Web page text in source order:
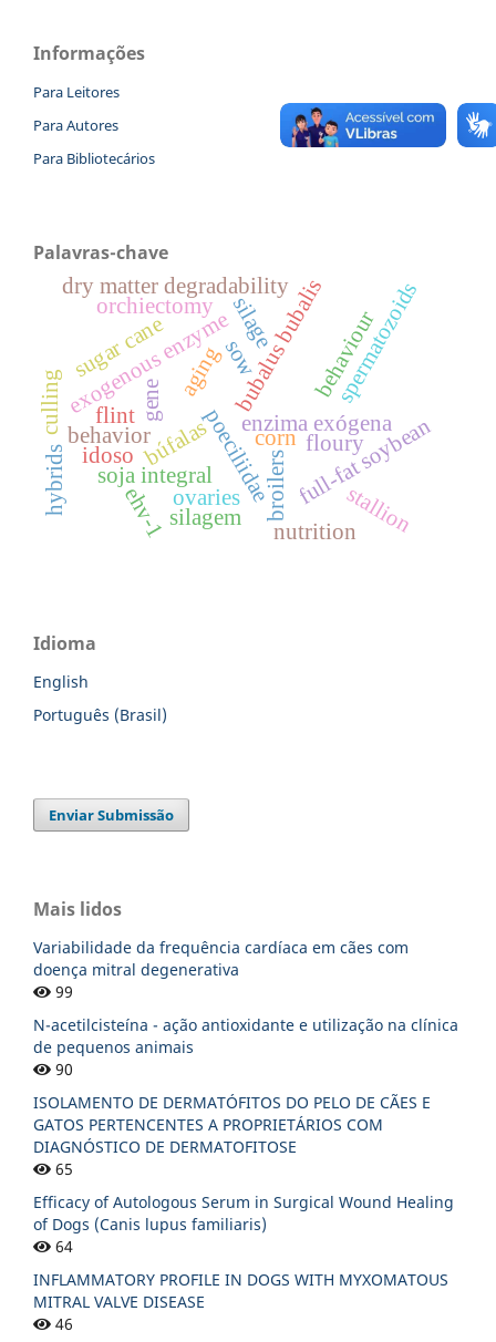
Informações
Para Leitores
Para Autores
Para Bibliotecários
Palavras-chave
poeciliidae
aging
gene
búfalas
bubalus bubalis
enzima exógena
soja integral broilers
exogenous enzyme
full-fat soybean
idoso
behavior
culling
behaviour
dry matter degradability
sugar cane
ovaries
ehv-1 silagem
spermatozoids
stallion
orchiectomy
nutrition
corn
sow
hybrids
floury
flint
silage
Idioma
English
Português (Brasil)
Enviar Submissão
Mais lidos
Variabilidade da frequência cardíaca em cães com
doença mitral degenerativa
99
N-acetilcisteína - ação antioxidante e utilização na clínica
de pequenos animais
90
ISOLAMENTO DE DERMATÓFITOS DO PELO DE CÃES E
GATOS PERTENCENTES A PROPRIETÁRIOS COM
DIAGNÓSTICO DE DERMATOFITOSE
65
Efficacy of Autologous Serum in Surgical Wound Healing
of Dogs (Canis lupus familiaris)
64
INFLAMMATORY PROFILE IN DOGS WITH MYXOMATOUS
MITRAL VALVE DISEASE
46